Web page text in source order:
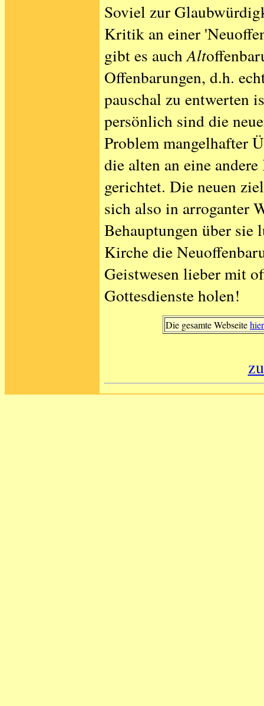
Soviel zur
Kritik an einer
gibt es auchAlt
Offenbarungen, d.h.
pauschal zu entwerten
persönlich sind die
Problem mangelhafter
die alten an eine
gerichtet. Die neuen
sich also in arroganter
Behauptungen über sie
Kirche die
Geistwesen lieber mit
Gottesdienste holen!
Die gesamte Webseite